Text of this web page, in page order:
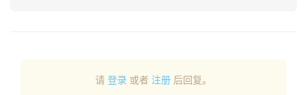
请 登录 或者 注册 后回复。